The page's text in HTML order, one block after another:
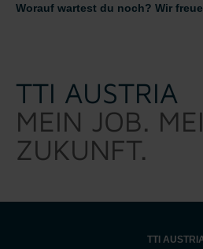
Worauf wartest du noch? Wir
TTI AUSTRIA
MEIN JOB.
ZUKUNFT.
TTI